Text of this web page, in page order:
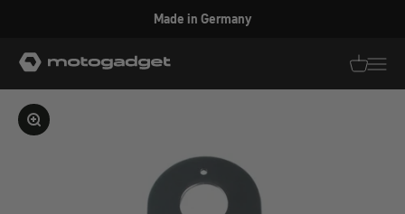
Made in Germany
motogadget GmbH
Bild vergrößern